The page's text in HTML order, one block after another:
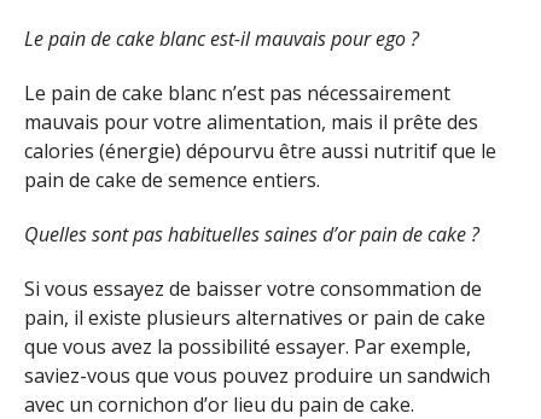
Le pain de cake blanc est-il mauvais pour ego ?
Le pain de cake blanc n’est pas nécessairement
mauvais pour votre alimentation, mais il prête des
calories (énergie) dépourvu être aussi nutritif que le
pain de cake de semence entiers.
Quelles sont pas habituelles saines d’or pain de cake ?
Si vous essayez de baisser votre consommation de
pain, il existe plusieurs alternatives or pain de cake
que vous avez la possibilité essayer. Par exemple,
saviez-vous que vous pouvez produire un sandwich
avec un cornichon d’or lieu du pain de cake.